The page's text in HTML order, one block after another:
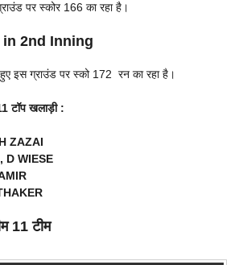
पर स्कोर 166 का रहा है।
2nd Inning
इस ग्राउंड पर स्को 172 रन का रहा है।
टॉप खलाड़ी :
ZAZAI
D WIESE
11 टीम